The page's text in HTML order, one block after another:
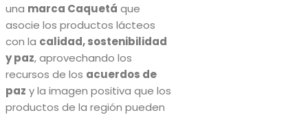
una marca Caquetá que
asocie los productos lácteos
con la calidad, sostenibilidad
y paz, aprovechando los
recursos de los acuerdos de
paz y la imagen positiva que los
productos de la región pueden